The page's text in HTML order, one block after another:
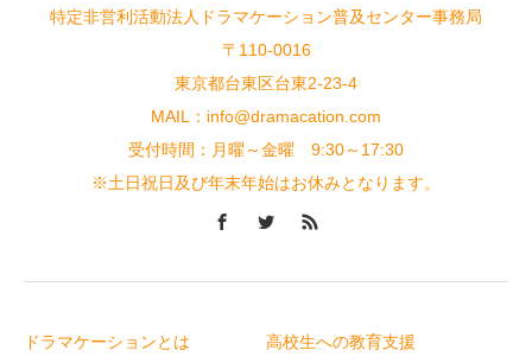
特定非営利活動法人ドラマケーション普及センター事務局
〒110-0016
東京都台東区台東2-23-4
MAIL：info@dramacation.com
受付時間：月曜～金曜 9:30～17:30
※土日祝日及び年末年始はお休みとなります。
ドラマケーションとは 高校生への教育支援